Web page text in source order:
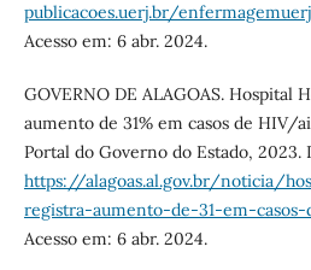
publicacoes.uerj.br/
Acesso em: 6 abr. 2024.
GOVERNO DE ALAGOAS. Hospital
aumento de 31% em casos de HIV/
Portal do Governo do Estado, 2023.
https://alagoas.al.gov.br/noticia/
registra-aumento-de-31-em-
Acesso em: 6 abr. 2024.